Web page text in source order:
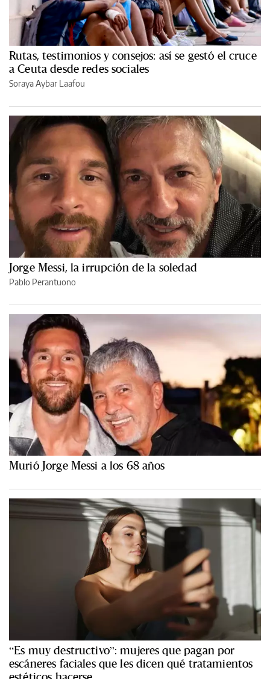
Rutas, testimonios y consejos: así se gestó el cruce
a Ceuta desde redes sociales
Soraya Aybar Laafou
Jorge Messi, la irrupción de la soledad
Pablo Perantuono
Murió Jorge Messi a los 68 años
“Es muy destructivo”: mujeres que pagan por
escáneres faciales que les dicen qué tratamientos